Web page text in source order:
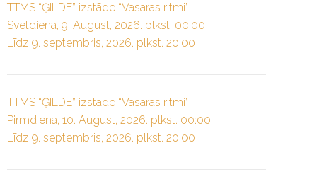
TTMS “ĢILDE” izstāde “Vasaras ritmi”
Svētdiena, 9. August, 2026. plkst. 00:00
Līdz 9. septembris, 2026. plkst. 20:00
TTMS “ĢILDE” izstāde “Vasaras ritmi”
Pirmdiena, 10. August, 2026. plkst. 00:00
Līdz 9. septembris, 2026. plkst. 20:00